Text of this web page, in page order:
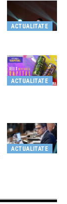
ACTUALITATE
ACTUALITATE
ACTUALITATE